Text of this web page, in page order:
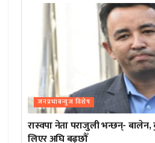
जनप्रभाबन्युज विशेष
रास्वपा नेता पराजुली भन्छन्-
लिएर अघि बढ्छौँ